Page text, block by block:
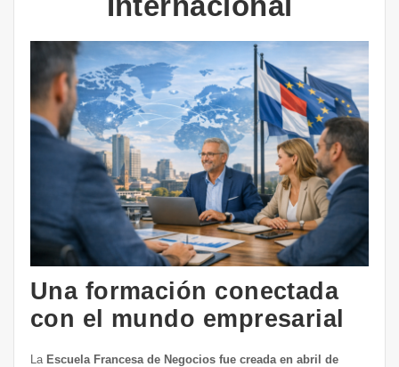
Una formación conectada
con el mundo empresarial
La Escuela Francesa de Negocios fue creada en abril de